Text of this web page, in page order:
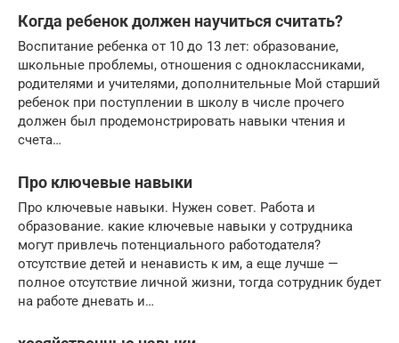
Когда ребенок должен научиться считать?
Воспитание ребенка от 10 до 13 лет: образование,
школьные проблемы, отношения с одноклассниками,
родителями и учителями, дополнительные Мой старший
ребенок при поступлении в школу в числе прочего
должен был продемонстрировать навыки чтения и
счета…
Про ключевые навыки
Про ключевые навыки. Нужен совет. Работа и
образование. какие ключевые навыки у сотрудника
могут привлечь потенциального работодателя?
отсутствие детей и ненависть к им, а еще лучше —
полное отсутствие личной жизни, тогда сотрудник будет
на работе дневать и…